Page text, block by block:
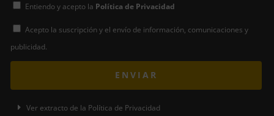
Entiendo y acepto la Política de Privacidad
Acepto la suscripción y el envío de información, comunicaciones y
publicidad.
ENVIAR
Ver extracto de la Política de Privacidad